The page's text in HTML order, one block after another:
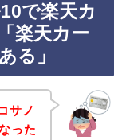
で楽天カ
楽天カー
る」
サノ
った